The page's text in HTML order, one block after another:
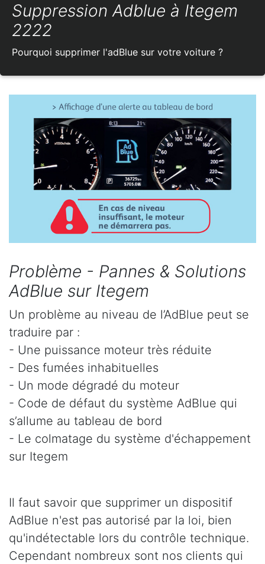
Suppression Adblue à Itegem
2222
Pourquoi supprimer l'adBlue sur votre voiture ?
Problème - Pannes & Solutions
AdBlue sur Itegem
Un problème au niveau de l’AdBlue peut se
traduire par :
- Une puissance moteur très réduite
- Des fumées inhabituelles
- Un mode dégradé du moteur
- Code de défaut du système AdBlue qui
s’allume au tableau de bord
- Le colmatage du système d'échappement
sur Itegem
Il faut savoir que supprimer un dispositif
AdBlue n'est pas autorisé par la loi, bien
qu'indétectable lors du contrôle technique.
Cependant nombreux sont nos clients qui